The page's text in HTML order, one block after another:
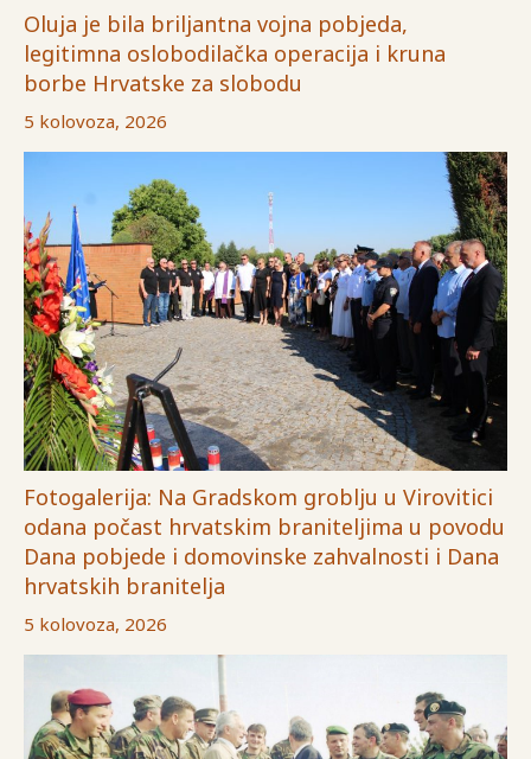
Oluja je bila briljantna vojna pobjeda,
legitimna oslobodilačka operacija i kruna
borbe Hrvatske za slobodu
5 kolovoza, 2026
Fotogalerija: Na Gradskom groblju u Virovitici
odana počast hrvatskim braniteljima u povodu
Dana pobjede i domovinske zahvalnosti i Dana
hrvatskih branitelja
5 kolovoza, 2026